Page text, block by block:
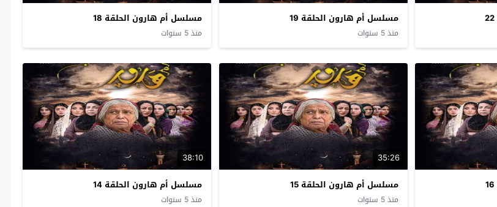
مسلسل أم هارون الحلقة 19
منذ 5 سنوات
مسلسل أم هارون الحلقة 18
منذ 5 سنوات
35:26
مسلسل أم هارون الحلقة 15
منذ 5 سنوات
38:10
مسلسل أم هارون الحلقة 14
منذ 5 سنوات